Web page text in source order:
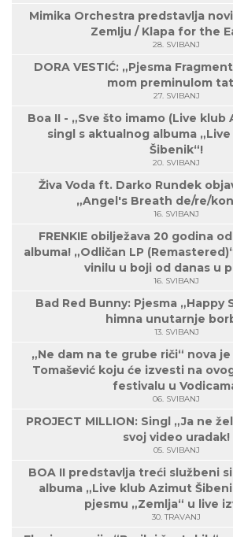
Mimika Orchestra predstavlja
Zemlju / Klapa for the
28. SVIBANJ
DORA VESTIĆ: „Pjesma
mom preminulom
27. SVIBANJ
Boa II - „Sve što imamo (Live klub
singl s aktualnog albuma
Šibenik“!
20. SVIBANJ
Živa Voda ft. Darko Rundek
„Angel's Breath de/re/
16. SVIBANJ
FRENKIE obilježava 20 godina
albuma! „Odličan LP
vinilu u boji od danas u
16. SVIBANJ
Bad Red Bunny: Pjesma „Happy
himna unutarnje
13. SVIBANJ
„Ne dam na te grube riči“ nova
Tomašević koju će izvesti na
festivalu u
06. SVIBANJ
PROJECT MILLION: Singl „Ja ne
svoj video uradak!
05. SVIBANJ
BOA II predstavlja treći službeni
albuma „Live klub Azimut
pjesmu „Zemlja“ u live
30. TRAVANJ